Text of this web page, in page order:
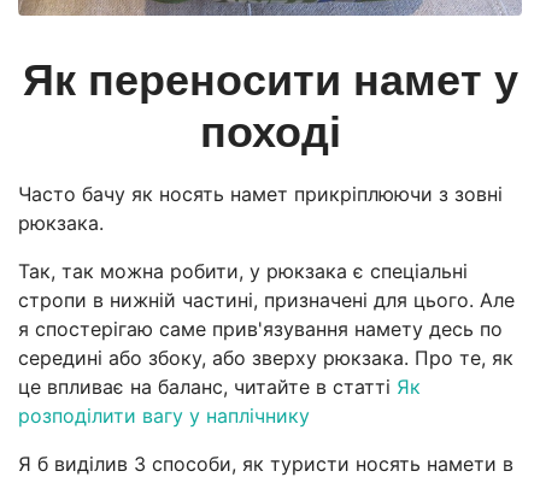
Як переносити намет у
поході
Часто бачу як носять намет прикріплюючи з зовні
рюкзака.
Так, так можна робити, у рюкзака є спеціальні
стропи в нижній частині, призначені для цього. Але
я спостерігаю саме прив'язування намету десь по
середині або збоку, або зверху рюкзака. Про те, як
це впливає на баланс, читайте в статті Як
розподілити вагу у наплічнику
Я б виділив 3 способи, як туристи носять намети в